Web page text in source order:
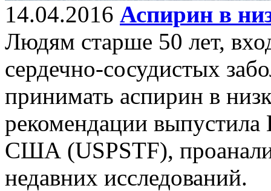
14.04.2016 Аспирин в
Людям старше 50 лет,
сердечно-сосудистых
принимать аспирин в
рекомендации
США (USPSTF),
недавних исследований.